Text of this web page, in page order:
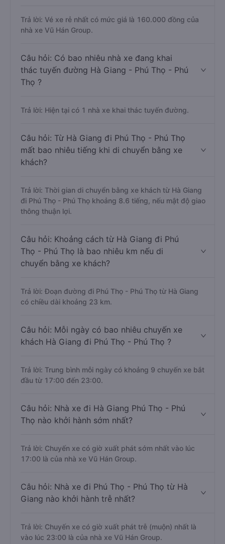
Trả lời: Vé xe rẻ nhất có mức giá là 160.000 đồng của
nhà xe Vũ Hán Group.
Câu hỏi: Có bao nhiêu nhà xe đang khai
thác tuyến đường Hà Giang - Phú Thọ - Phú
Thọ ?
Trả lời: Hiện tại có 1 nhà xe khai thác tuyến đường.
Câu hỏi: Từ Hà Giang đi Phú Thọ - Phú Thọ
mất bao nhiêu tiếng khi di chuyển bằng xe
khách?
Trả lời: Thời gian di chuyển bằng xe khách từ Hà Giang
đi Phú Thọ - Phú Thọ khoảng 8.6 tiếng, nếu mật độ giao
thông thuận lợi.
Câu hỏi: Khoảng cách từ Hà Giang đi Phú
Thọ - Phú Thọ là bao nhiêu km nếu di
chuyển bằng xe khách?
Trả lời: Đoạn đường đi Phú Thọ - Phú Thọ từ Hà Giang
có chiều dài khoảng 23 km.
Câu hỏi: Mỗi ngày có bao nhiêu chuyến xe
khách Hà Giang đi Phú Thọ - Phú Thọ ?
Trả lời: Trung bình mỗi ngày có khoảng 9 chuyến xe bắt
đầu từ 17:00 đến 23:00.
Câu hỏi: Nhà xe đi Hà Giang Phú Thọ - Phú
Thọ nào khởi hành sớm nhất?
Trả lời: Chuyến xe có giờ xuất phát sớm nhất vào lúc
17:00 là của nhà xe Vũ Hán Group.
Câu hỏi: Nhà xe đi Phú Thọ - Phú Thọ từ Hà
Giang nào khởi hành trễ nhất?
Trả lời: Chuyến xe có giờ xuất phát trễ (muộn) nhất là
vào lúc 23:00 là của nhà xe Vũ Hán Group.